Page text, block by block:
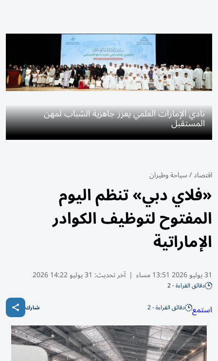
نادي الإمارات العلمي يعزز جاهزية الشباب لمهن
المستقبل
اقتصاد/سياحة وطيران
«فلاي دبي» تنظم اليوم
المفتوح لتوظيف الكوادر
الإماراتية
31 يوليو 2026 13:51 مساء | آخر تحديث: 31 يوليو 14:22 2026
دقائق القراءة - 2
استمع دقائق القراءة - 2 شارك